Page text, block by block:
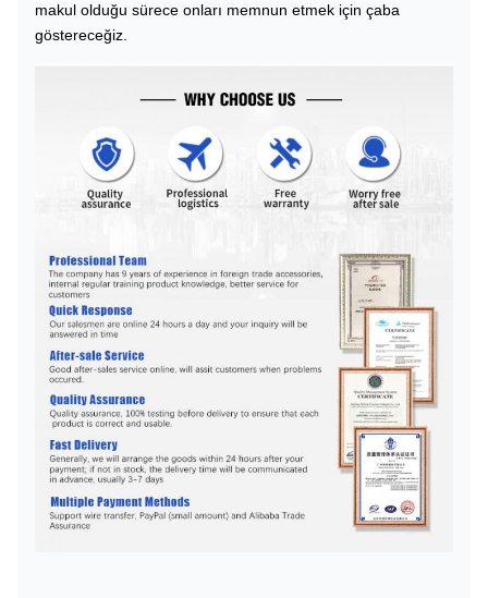
makul olduğu sürece onları memnun etmek için çaba
göstereceğiz.